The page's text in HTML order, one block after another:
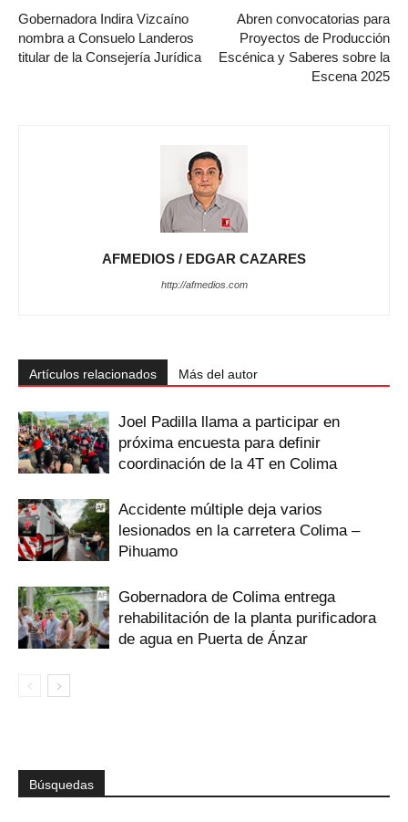
Gobernadora Indira Vizcaíno
nombra a Consuelo Landeros
titular de la Consejería Jurídica
Abren convocatorias para
Proyectos de Producción
Escénica y Saberes sobre la
Escena 2025
AFMEDIOS / EDGAR CAZARES
http://afmedios.com
Artículos relacionados Más del autor
Joel Padilla llama a participar en
próxima encuesta para definir
coordinación de la 4T en Colima
Accidente múltiple deja varios
lesionados en la carretera Colima –
Pihuamo
Gobernadora de Colima entrega
rehabilitación de la planta purificadora
de agua en Puerta de Ánzar
Búsquedas